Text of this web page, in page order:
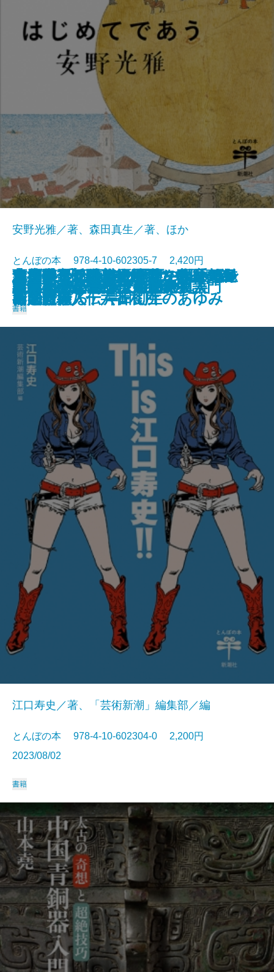
新版 宇野千代 女の一生
志度寺 千四百年の歴史の玉手箱─
四国霊場八十六番札所─
白洲正子が愛した京都
蔦屋重三郎のエロチカ 歌麿の春
画と吉原
「ベルサイユのばら」の真実
原田マハのポスト印象派物語
21世紀のための三島由紀夫入門
青池保子 騒がしき男たちとマン
ガの冒険
国宝クラス仏をさがせ！
はじめてであう安野光雅
安野光雅／著、森田真生／著、ほか
とんぼの本 978-4-10-602305-7 2,420円
2023/11/01
書籍
This is 江口寿史!!
江口寿史／著、「芸術新潮」編集部／編
とんぼの本 978-4-10-602304-0 2,200円
2023/08/02
書籍
太古の奇想と超絶技巧 中国青銅
器入門
リ・アルティジャーニ―ルネサン
ス画家職人伝―
つげ義春 名作原画とフランス紀
行
京都国立近代美術館のコレクショ
ンでたどる 岸田劉生のあゆみ
谷内六郎 いつか見た夢
謎解き 鳥獣戯画
あの懐かしい味の野菜を自分でつ
くる
またいつか歩きたい町―私の町並
み紀行―
東京のミュージアム100